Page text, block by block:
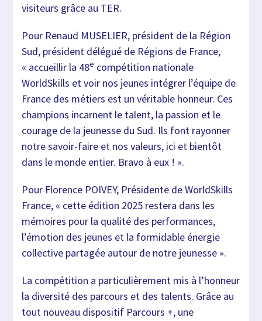
visiteurs grâce au TER.
Pour Renaud MUSELIER, président de la Région
Sud, président délégué de Régions de France,
« accueillir la 48e compétition nationale
WorldSkills et voir nos jeunes intégrer l’équipe de
France des métiers est un véritable honneur. Ces
champions incarnent le talent, la passion et le
courage de la jeunesse du Sud. Ils font rayonner
notre savoir-faire et nos valeurs, ici et bientôt
dans le monde entier. Bravo à eux ! ».
Pour Florence POIVEY, Présidente de WorldSkills
France, « cette édition 2025 restera dans les
mémoires pour la qualité des performances,
l’émotion des jeunes et la formidable énergie
collective partagée autour de notre jeunesse ».
La compétition a particulièrement mis à l’honneur
la diversité des parcours et des talents. Grâce au
tout nouveau dispositif Parcours +, une